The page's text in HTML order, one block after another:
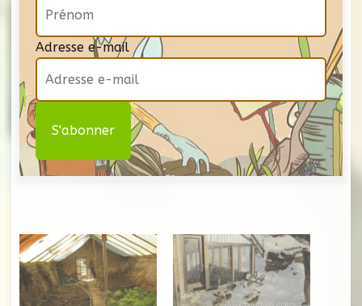
Adresse e-mail